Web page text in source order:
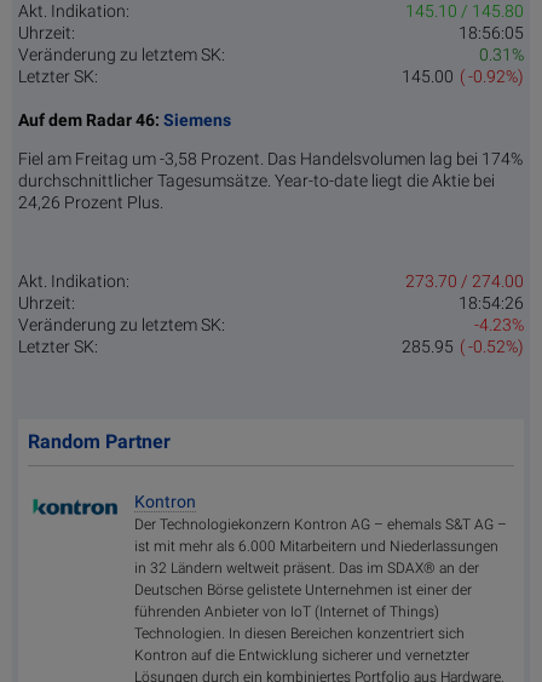
Akt. Indikation:
145.10 / 145.80
Uhrzeit:
18:56:05
Veränderung zu letztem SK:
0.31%
Letzter SK:
( -0.92%)
145.00
Auf dem Radar 46: Siemens
Fiel am Freitag um -3,58 Prozent. Das Handelsvolumen lag bei 174%
durchschnittlicher Tagesumsätze. Year-to-date liegt die Aktie bei
24,26 Prozent Plus.
Akt. Indikation:
273.70 / 274.00
Uhrzeit:
18:54:26
Veränderung zu letztem SK:
-4.23%
Letzter SK:
( -0.52%)
285.95
Random Partner
Kontron
Der Technologiekonzern Kontron AG – ehemals S&T AG –
ist mit mehr als 6.000 Mitarbeitern und Niederlassungen
in 32 Ländern weltweit präsent. Das im SDAX® an der
Deutschen Börse gelistete Unternehmen ist einer der
führenden Anbieter von IoT (Internet of Things)
Technologien. In diesen Bereichen konzentriert sich
Kontron auf die Entwicklung sicherer und vernetzter
Lösungen durch ein kombiniertes Portfolio aus Hardware,